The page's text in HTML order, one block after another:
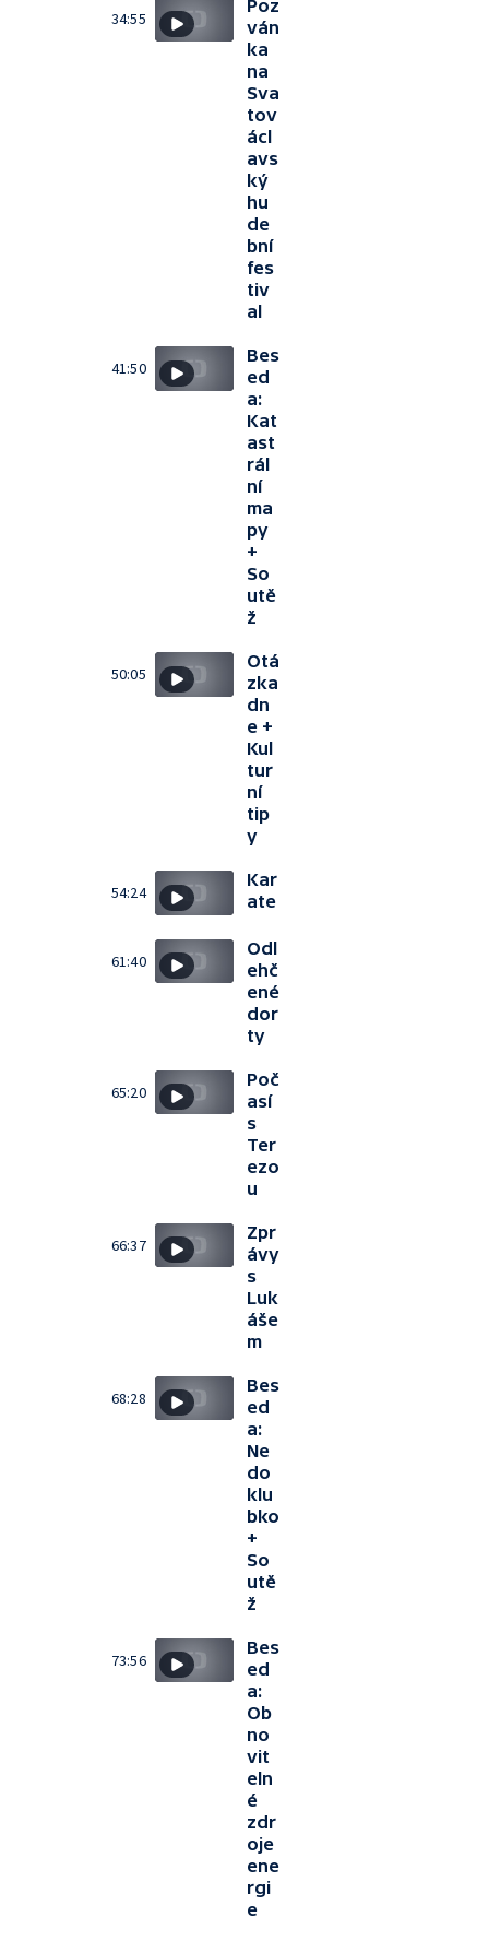
34:55
Poz
ván
ka
na
Sva
tov
ácl
avs
ký
hu
de
bní
fes
tiv
al
41:50
Bes
ed
a:
Kat
ast
rál
ní
ma
py
+
So
utě
ž
50:05
Otá
zka
dn
e +
Kul
tur
ní
tip
y
54:24
Kar
ate
61:40
Odl
ehč
ené
dor
ty
65:20
Poč
así
s
Ter
ezo
u
66:37
Zpr
ávy
s
Luk
áše
m
68:28
Bes
ed
a:
Ne
do
klu
bko
+
So
utě
ž
73:56
Bes
ed
a:
Ob
no
vit
eln
é
zdr
oje
ene
rgi
e